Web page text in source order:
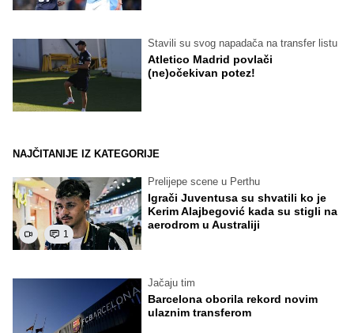
Stavili su svog napadača na transfer listu
Atletico Madrid povlači
(ne)očekivan potez!
NAJČITANIJE IZ KATEGORIJE
1
Prelijepe scene u Perthu
Igrači Juventusa su shvatili ko je
Kerim Alajbegović kada su stigli na
aerodrom u Australiji
Jačaju tim
Barcelona oborila rekord novim
ulaznim transferom